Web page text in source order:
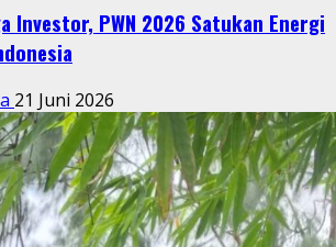
Investor, PWN 2026 Satukan Energi
21 Juni 2026